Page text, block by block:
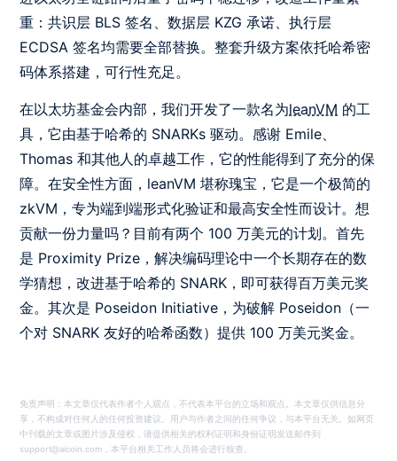
重：共识层 BLS 签名、数据层 KZG 承诺、执行层
ECDSA 签名均需要全部替换。整套升级方案依托哈希密
码体系搭建，可行性充足。
在以太坊基金会内部，我们开发了一款名为leanVM 的工
具，它由基于哈希的 SNARKs 驱动。感谢 Emile、
Thomas 和其他人的卓越工作，它的性能得到了充分的保
障。在安全性方面，leanVM 堪称瑰宝，它是一个极简的
zkVM，专为端到端形式化验证和最高安全性而设计。想
贡献一份力量吗？目前有两个 100 万美元的计划。首先
是 Proximity Prize，解决编码理论中一个长期存在的数
学猜想，改进基于哈希的 SNARK，即可获得百万美元奖
金。其次是 Poseidon Initiative，为破解 Poseidon（一
个对 SNARK 友好的哈希函数）提供 100 万美元奖金。
免责声明：本文章仅代表作者个人观点，不代表本平台的立场和观点。本文章仅供信息分
享，不构成对任何人的任何投资建议。用户与作者之间的任何争议，与本平台无关。如网页
中刊载的文章或图片涉及侵权，请提供相关的权利证明和身份证明发送邮件到
support@aicoin.com，本平台相关工作人员将会进行核查。